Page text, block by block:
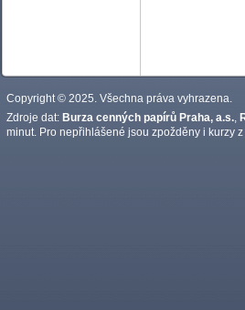
Copyright © 2025. Všechna práva vyhrazena.
Zdroje dat: Burza cenných papírů Praha, a.s.
minut. Pro nepřihlášené jsou zpožděny i kurzy z